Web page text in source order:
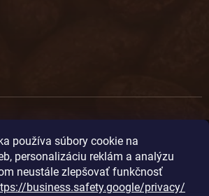
používa súbory cookie na
personalizáciu reklám a analýzu
neustále zlepšovať funkčnosť
business.safety.google/privacy/